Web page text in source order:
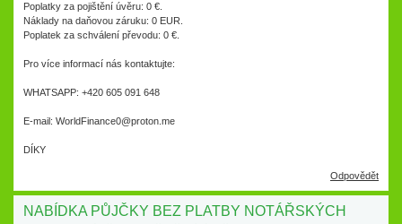
Poplatky za pojištění úvěru: 0 €.
Náklady na daňovou záruku: 0 EUR.
Poplatek za schválení převodu: 0 €.
Pro více informací nás kontaktujte:
WHATSAPP: +420 605 091 648
E-mail: WorldFinance0@proton.me
DÍKY
Odpovědět
NABÍDKA PŮJČKY BEZ PLATBY NOTÁŘSKÝCH